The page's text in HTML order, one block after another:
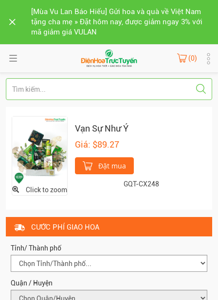
[Mùa Vu Lan Báo Hiếu] Gửi hoa và quà về Việt Nam
tặng cha mẹ » Đặt hôm nay, được giảm ngay 3% với
mã giảm giá VULAN
(0)
Click to zoom
Vạn Sự Như Ý
Giá: $89.27
Đặt mua
GQT-CX248
CƯỚC PHÍ GIAO HOA
Tỉnh/ Thành phố
Quận / Huyện